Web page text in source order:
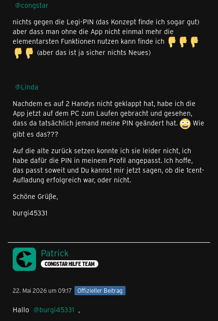
congstar
nichts gegen die Legi-PIN (das Konzept finde ich sogar gut)
aber dass man ohne die App nicht einmal mehr die
elementarsten Funktionen nutzen kann finde ich
(aber das ist ja sicher nichts Neues)
Linda
Nachdem es auf 2 Handys nicht geklappt hat, habe ich die
App jetzt auf dem PC zum Laufen gebracht und gesehen,
dass da tatsächlich jemand meine PIN geändert hat.
Wie
gibt es das???
Auf die alte zurück setzen konnte ich sie leider nicht, ich
habe dafür die PIN in meinem Profil angepasst. Ich hoffe,
das passt soweit und Du kannst mir jetzt sagen, ob die 1cent-
Aufladung erfolgreich war, oder nicht.
Schöne Grüße,
burgi45331
Patrick
CONGSTAR HILFE TEAM
22. Mai 2026 um 09:17 Offizieller Beitrag
Hallo burgi45331 ,